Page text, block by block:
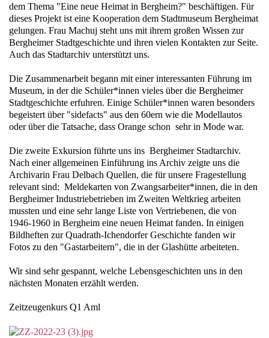
dem Thema "Eine neue Heimat in Bergheim?" beschäftigen. Für
dieses Projekt ist eine Kooperation dem Stadtmuseum Bergheimat
gelungen. Frau Machuj steht uns mit ihrem großen Wissen zur
Bergheimer Stadtgeschichte und ihren vielen Kontakten zur Seite.
Auch das Stadtarchiv unterstützt uns.
Die Zusammenarbeit begann mit einer interessanten Führung im
Museum, in der die Schüler*innen vieles über die Bergheimer
Stadtgeschichte erfuhren. Einige Schüler*innen waren besonders
begeistert über "sidefacts" aus den 60ern wie die Modellautos
oder über die Tatsache, dass Orange schon sehr in Mode war.
Die zweite Exkursion führte uns ins Bergheimer Stadtarchiv.
Nach einer allgemeinen Einführung ins Archiv zeigte uns die
Archivarin Frau Delbach Quellen, die für unsere Fragestellung
relevant sind: Meldekarten von Zwangsarbeiter*innen, die in den
Bergheimer Industriebetrieben im Zweiten Weltkrieg arbeiten
mussten und eine sehr lange Liste von Vertriebenen, die von
1946-1960 in Bergheim eine neuen Heimat fanden. In einigen
Bildheften zur Quadrath-Ichendorfer Geschichte fanden wir
Fotos zu den "Gastarbeitern", die in der Glashütte arbeiteten.
Wir sind sehr gespannt, welche Lebensgeschichten uns in den
nächsten Monaten erzählt werden.
Zeitzeugenkurs Q1 Aml